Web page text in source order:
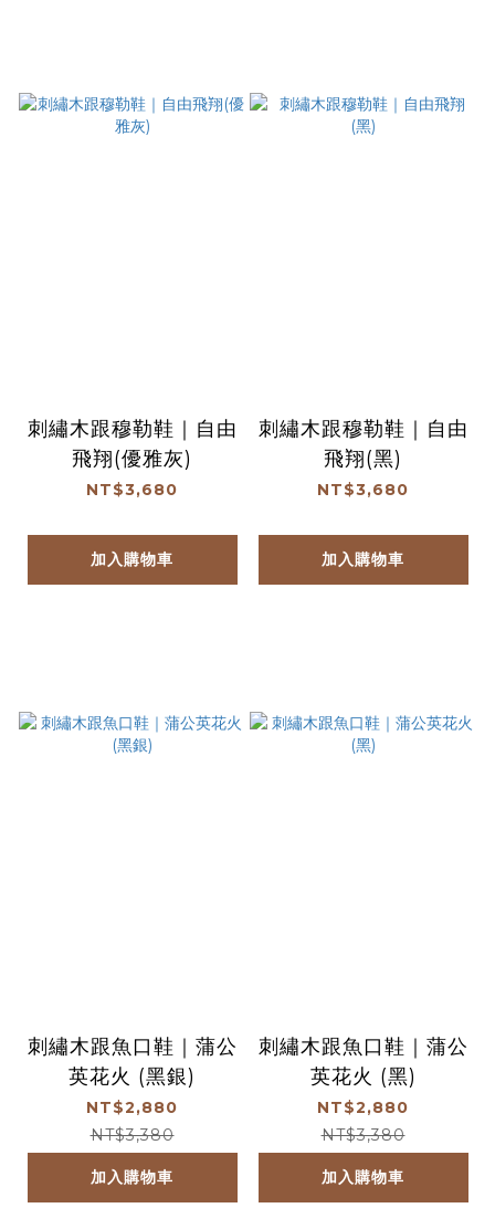
刺繡木跟穆勒鞋｜自由
飛翔(優雅灰)
NT$3,680
加入購物車
刺繡木跟穆勒鞋｜自由
飛翔(黑)
NT$3,680
加入購物車
刺繡木跟魚口鞋｜蒲公
英花火 (黑銀)
NT$2,880
NT$3,380
加入購物車
刺繡木跟魚口鞋｜蒲公
英花火 (黑)
NT$2,880
NT$3,380
加入購物車